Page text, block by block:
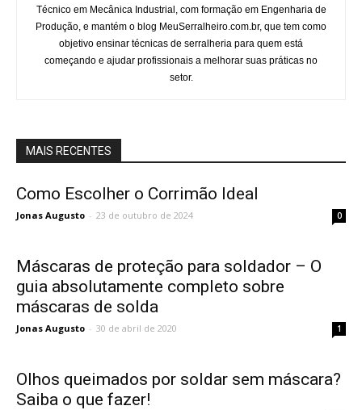
Técnico em Mecânica Industrial, com formação em Engenharia de
Produção, e mantém o blog MeuSerralheiro.com.br, que tem como
objetivo ensinar técnicas de serralheria para quem está
começando e ajudar profissionais a melhorar suas práticas no
setor.
MAIS RECENTES
Como Escolher o Corrimão Ideal
Jonas Augusto - 23 de outubro de 2024 0
Máscaras de proteção para soldador – O
guia absolutamente completo sobre
máscaras de solda
Jonas Augusto - 30 de abril de 2020 1
Olhos queimados por soldar sem máscara?
Saiba o que fazer!